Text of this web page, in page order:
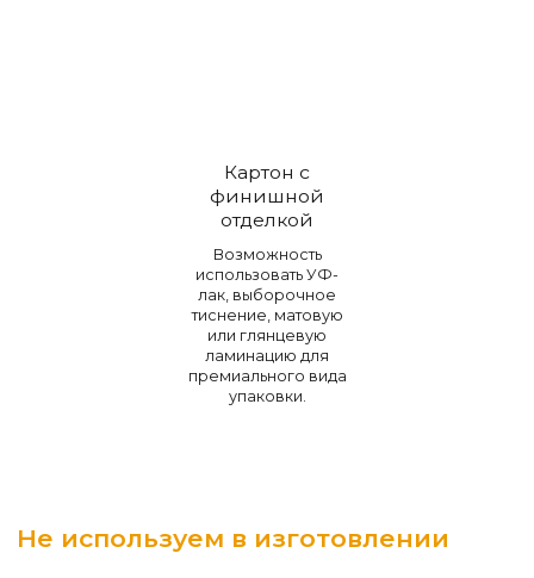
Картон с
финишной
отделкой
Возможность
использовать УФ-
лак, выборочное
тиснение, матовую
или глянцевую
ламинацию для
премиального вида
упаковки.
Не используем в изготовлении